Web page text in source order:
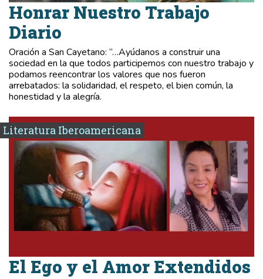
Honrar Nuestro Trabajo
Diario
Oración a San Cayetano: “…Ayúdanos a construir una
sociedad en la que todos participemos con nuestro trabajo y
podamos reencontrar los valores que nos fueron
arrebatados: la solidaridad, el respeto, el bien común, la
honestidad y la alegría.
Literatura Iberoamericana
El Ego y el Amor Extendidos